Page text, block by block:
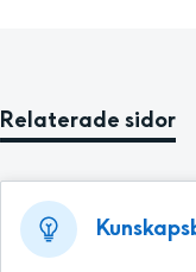
Relaterade sidor